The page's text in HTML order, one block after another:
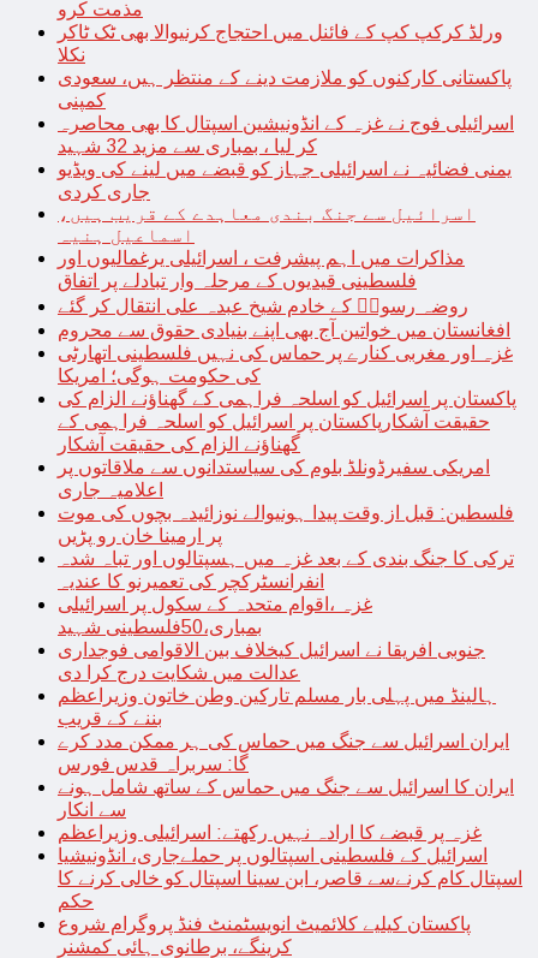
مذمت کرو
ورلڈ کرکپ کپ کے فائنل میں احتجاج کرنیوالا بھی ٹک ٹاکر
نکلا
پاکستانی کارکنوں کو ملازمت دینے کے منتظر ہیں، سعودی
کمپنی
اسرائیلی فوج نے غزہ کے انڈونیشین اسپتال کا بھی محاصرہ
کر لیا ، بمباری سے مزید 32 شہید
یمنی فضائیہ نے اسرائیلی جہاز کو قبضے میں لینے کی ویڈیو
جاری کردی
اسرائیل سے جنگ بندی معاہدے کے قریب ہیں،
اسماعیل ہنیہ
مذاکرات میں اہم پیشرفت ، اسرائیلی یرغمالیوں اور
فلسطینی قیدیوں کے مرحلہ وار تبادلے پر اتفاق
روضہ رسولؐ کے خادم شیخ عبدہ علی انتقال کر گئے
افغانستان میں خواتین آج بھی اپنے بنیادی حقوق سے محروم
غزہ اور مغربی کنارے پر حماس کی نہیں فلسطینی اتھارٹی
کی حکومت ہوگی؛ امریکا
پاکستان پر اسرائیل کو اسلحہ فراہمی کے گھناؤنے الزام کی
حقیقت آشکارپاکستان پر اسرائیل کو اسلحہ فراہمی کے
گھناؤنے الزام کی حقیقت آشکار
امریکی سفیرڈونلڈ بلوم کی سیاستدانوں سے ملاقاتوں پر
اعلامیہ جاری
فلسطین: قبل از وقت پیدا ہونیوالے نوزائیدہ بچوں کی موت
پر ارمینا خان رو پڑیں
ترکی کا جنگ بندی کے بعد غزہ میں ہسپتالوں اور تباہ شدہ
انفرانسٹرکچر کی تعمیرنو کا عندیہ
غزہ ،اقوام متحدہ کے سکول پر اسرائیلی
بمباری،50فلسطینی شہید
جنوبی افریقا نے اسرائیل کیخلاف بین الاقوامی فوجداری
عدالت میں شکایت درج کرا دی
ہالینڈ میں پہلی بار مسلم تارکین وطن خاتون وزیراعظم
بننے کے قریب
ایران اسرائیل سے جنگ میں حماس کی ہر ممکن مدد کرے
گا: سربراہ قدس فورس
ایران کا اسرائیل سے جنگ میں حماس کے ساتھ شامل ہونے
سے انکار
غزہ پر قبضے کا ارادہ نہیں رکھتے: اسرائیلی وزیراعظم
اسرائیل کے فلسطینی اسپتالوں پر حملےجاری، انڈونیشیا
اسپتال کام کرنےسے قاصر، ابن سینا اسپتال کو خالی کرنے کا
حکم
پاکستان کیلیے کلائمیٹ انویسٹمنٹ فنڈ پروگرام شروع
کرینگے، برطانوی ہائی کمشنر